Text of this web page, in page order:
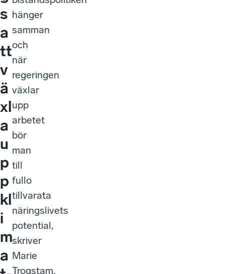
s
a
tt
v
ä
xl
a
u
p
p
kl
i
m
a
hänger
samman
och
när
regeringen
växlar
upp
arbetet
bör
man
till
fullo
tillvarata
näringslivets
potential,
skriver
Marie
Trogstam,